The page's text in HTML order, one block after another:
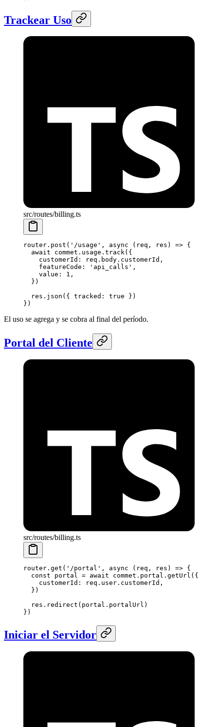
Trackear Uso
src/routes/billing.ts
router. post ( '/usage' , async ( req , res ) => {
  await
commet.usage. track({
    customerId: req.body.customerId,
    featureCode:
'api_calls' ,
    value:
1 ,
  })
  res.
json ({ tracked: true })
})
El uso se agrega y se cobra al final del período.
Portal del Cliente
src/routes/billing.ts
router. get ( '/portal' , async ( req , res ) => {
  const
portal = await commet.portal. getUrl ({
    customerId: req.user.customerId,
  })
  res.
redirect (portal.portalUrl)
})
Iniciar el Servidor